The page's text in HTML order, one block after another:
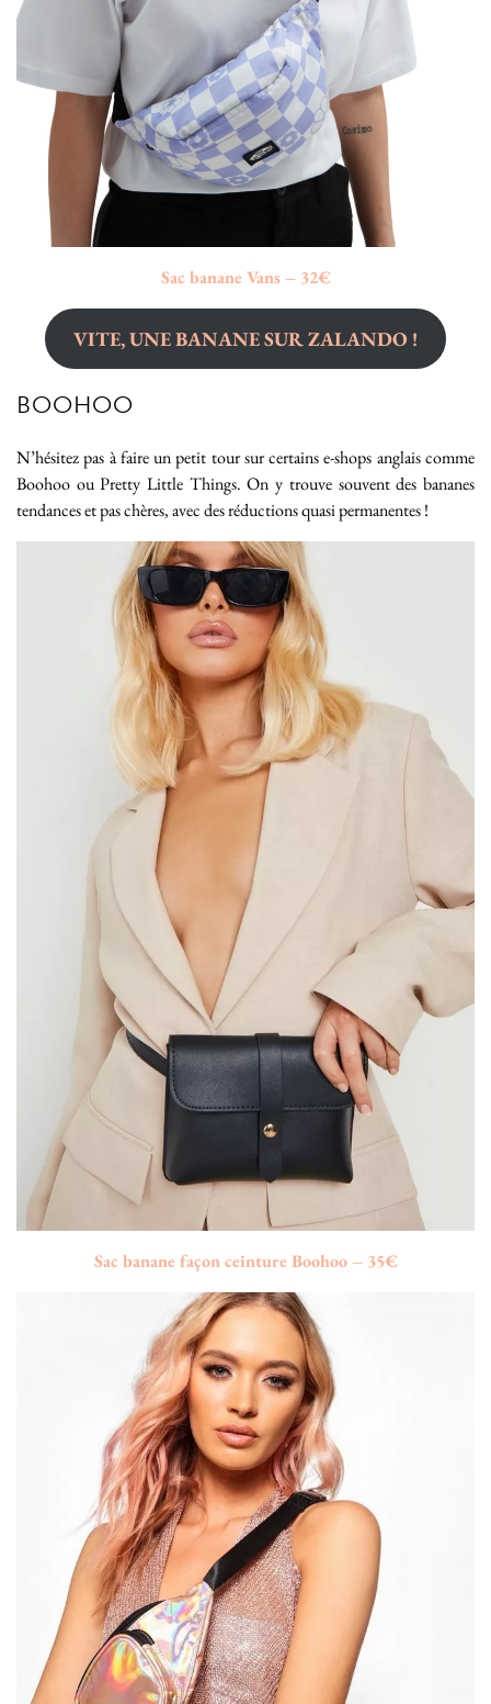
Sac banane Vans – 32€
VITE, UNE BANANE SUR ZALANDO !
BOOHOO
N’hésitez pas à faire un petit tour sur certains e-shops anglais comme
Boohoo ou Pretty Little Things. On y trouve souvent des bananes
tendances et pas chères, avec des réductions quasi permanentes !
Sac banane façon ceinture Boohoo – 35€